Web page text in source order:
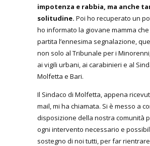
impotenza e rabbia, ma anche
solitudine. Poi ho recuperato un
ho informato la giovane mamma
partita l’ennesima segnalazione,
non solo al Tribunale per i
ai vigili urbani, ai carabinieri e al
Molfetta e Bari.
Il Sindaco di Molfetta, appena
mail, mi ha chiamata. Si è messo a
disposizione della nostra comunità
ogni intervento necessario e
sostegno di noi tutti, per far